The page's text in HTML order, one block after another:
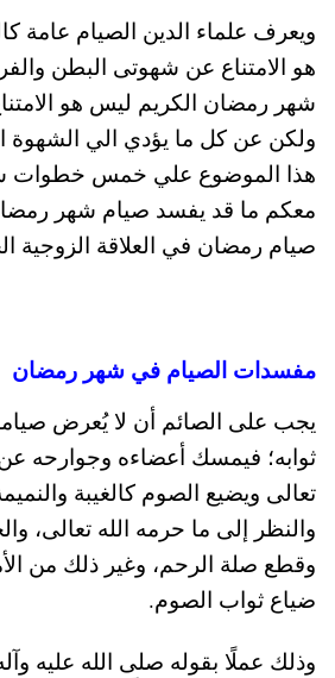
ويعرف علماء الدين الصيام عامة
هو الامتناع عن شهوتى البطن
شهر رمضان الكريم ليس هو
ولكن عن كل ما يؤدي الي الشهوة او
هذا الموضوع علي خمس
معكم ما قد يفسد صيام شهر
صيام رمضان في العلاقة الزوجية
مفسدات الصيام في شهر رمضان
يجب على الصائم أن لا يُعرض
ثوابه؛ فيمسك أعضاءه وجوارحه
تعالى ويضيع الصوم كالغيبة
والنظر إلى ما حرمه الله تعالى،
وقطع صلة الرحم، وغير ذلك من
ضياع ثواب الصوم.
وذلك عملًا بقوله صلى الله عليه